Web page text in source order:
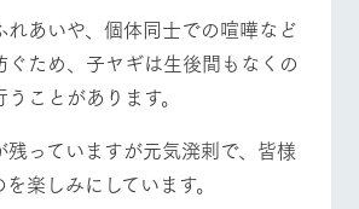
れあいや、個体同士での喧嘩など
ぐため、子ヤギは生後間もなくの
ことがあります。
残っていますが元気溌剌で、皆様
楽しみにしています。